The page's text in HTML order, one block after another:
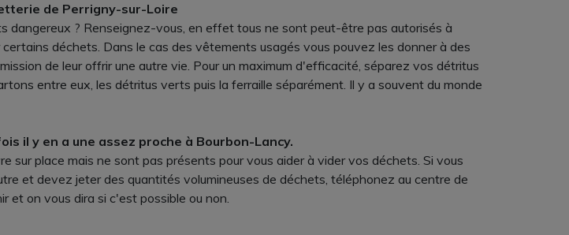
de Perrigny-sur-Loire
dangereux ? Renseignez-vous, en effet tous ne sont peut-être pas autorisés à
déchets. Dans le cas des vêtements usagés vous pouvez les donner à des
de leur offrir une autre vie. Pour un maximum d'efficacité, séparez vos détritus
entre eux, les détritus verts puis la ferraille séparément. Il y a souvent du monde
il y en a une assez proche à Bourbon-Lancy.
sur place mais ne sont pas présents pour vous aider à vider vos déchets. Si vous
et devez jeter des quantités volumineuses de déchets, téléphonez au centre de
et on vous dira si c'est possible ou non.